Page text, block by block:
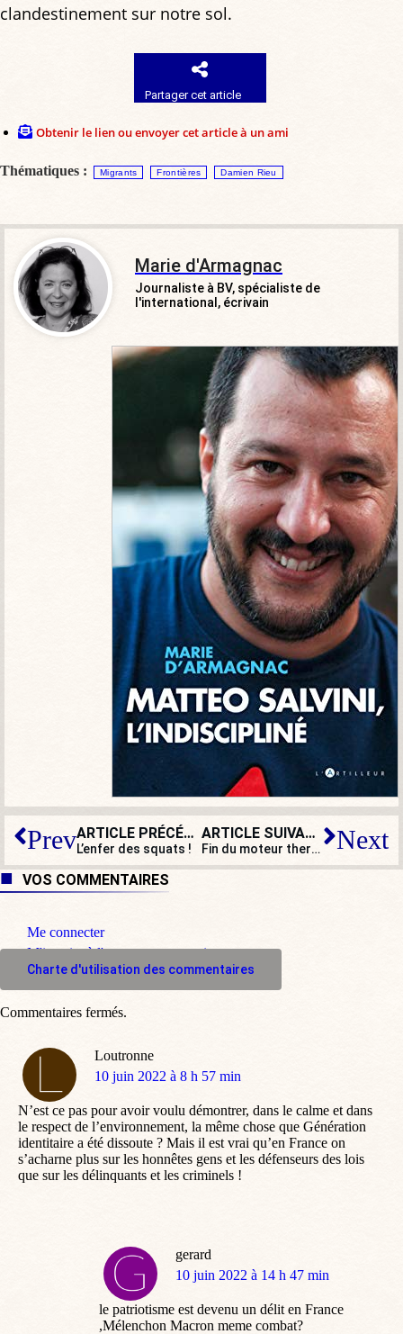
clandestinement sur notre sol.
Partager cet article
Obtenir le lien ou envoyer cet article à un ami
Thématiques : Migrants Frontières Damien Rieu
Marie d'Armagnac
Journaliste à BV, spécialiste de
l'international, écrivain
Prev ARTICLE PRÉCÉDENT
L’enfer des squats !
ARTICLE SUIVANT
Fin du moteur thermique en 2035 : entre choix de société et casse sociale… Next
VOS COMMENTAIRES
Me connecter
M'inscrire à l'espace commentaire
Charte d'utilisation des commentaires
Loutronne
dit
10 juin 2022 à 8 h 57 min
N’est ce pas pour avoir voulu démontrer, dans le calme et dans
le respect de l’environnement, la même chose que Génération
identitaire a été dissoute ? Mais il est vrai qu’en France on
s’acharne plus sur les honnêtes gens et les défenseurs des lois
que sur les délinquants et les criminels !
gerard
dit
10 juin 2022 à 14 h 47 min
le patriotisme est devenu un délit en France
,Mélenchon Macron meme combat?
Commentaires fermés.